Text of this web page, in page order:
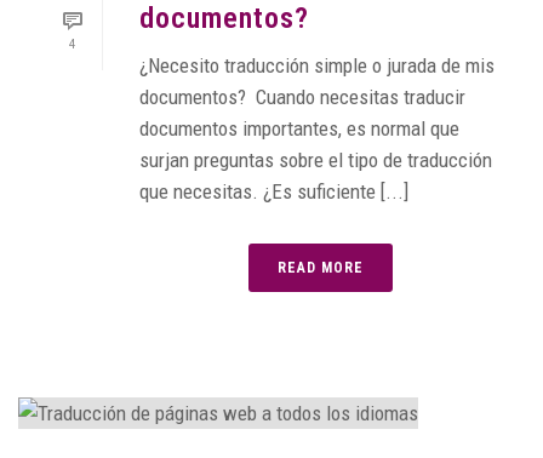
4
documentos?
¿Necesito traducción simple o jurada de mis
documentos? Cuando necesitas traducir
documentos importantes, es normal que
surjan preguntas sobre el tipo de traducción
que necesitas. ¿Es suficiente [...]
READ MORE